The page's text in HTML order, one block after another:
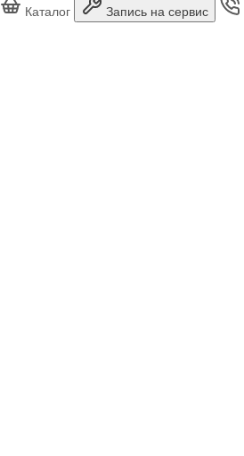
Каталог
Запись на сервис